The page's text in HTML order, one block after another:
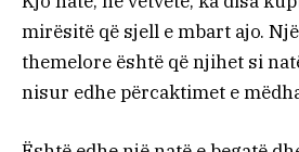
mirësitë që sjell e mbart ajo.
themelore është që njihet si
nisur edhe përcaktimet e